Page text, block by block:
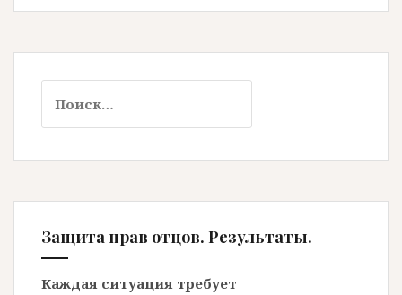
Защита прав отцов. Результаты.
Каждая ситуация требует